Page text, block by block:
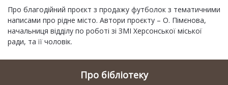
Про благодійний проєкт з продажу футболок з тематичними
написами про рідне місто. Автори проєкту – О. Пімєнова,
начальниця відділу по роботі зі ЗМІ Херсонської міської
ради, та її чоловік.
Про бібліотеку